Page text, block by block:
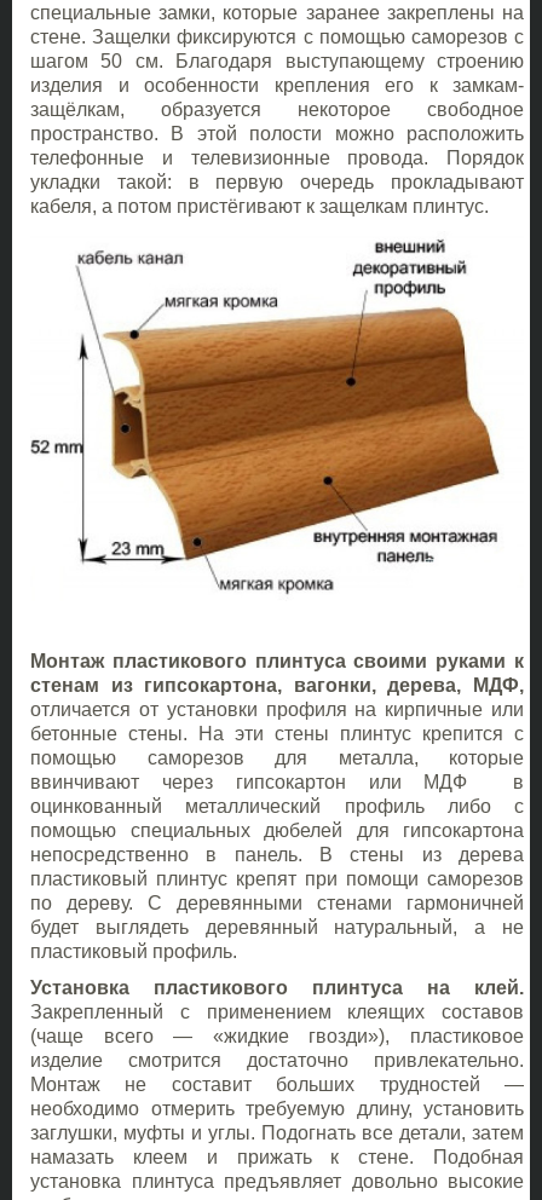
специальные замки, которые заранее закреплены на
стене. Защелки фиксируются с помощью саморезов с
шагом 50 см. Благодаря выступающему строению
изделия и особенности крепления его к замкам-
защёлкам, образуется некоторое свободное
пространство. В этой полости можно расположить
телефонные и телевизионные провода. Порядок
укладки такой: в первую очередь прокладывают
кабеля, а потом пристёгивают к защелкам плинтус.
Монтаж пластикового плинтуса своими руками к
стенам из гипсокартона, вагонки, дерева, МДФ,
отличается от установки профиля на кирпичные или
бетонные стены. На эти стены плинтус крепится с
помощью саморезов для металла, которые
ввинчивают через гипсокартон или МДФ в
оцинкованный металлический профиль либо с
помощью специальных дюбелей для гипсокартона
непосредственно в панель. В стены из дерева
пластиковый плинтус крепят при помощи саморезов
по дереву. С деревянными стенами гармоничней
будет выглядеть деревянный натуральный, а не
пластиковый профиль.
Установка пластикового плинтуса на клей.
Закрепленный с применением клеящих составов
(чаще всего — «жидкие гвозди»), пластиковое
изделие смотрится достаточно привлекательно.
Монтаж не составит больших трудностей —
необходимо отмерить требуемую длину, установить
заглушки, муфты и углы. Подогнать все детали, затем
намазать клеем и прижать к стене. Подобная
установка плинтуса предъявляет довольно высокие